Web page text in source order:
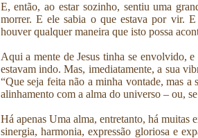
E, então, ao estar sozinho, sentiu uma
morrer. E ele sabia o que estava por vir.
houver qualquer maneira que isto possa
Aqui a mente de Jesus tinha se envolvido,
estavam indo. Mas, imediatamente, a sua
“Que seja feita não a minha vontade, mas a
alinhamento com a alma do universo – ou,
Há apenas Uma alma, entretanto, há muitas
sinergia, harmonia, expressão gloriosa e